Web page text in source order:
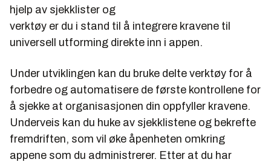
hjelp av sjekklister og
verktøy er du i stand til å integrere kravene til
universell utforming direkte inn i appen.
Under utviklingen kan du bruke delte verktøy for å
forbedre og automatisere de første kontrollene for
å sjekke at organisasjonen din oppfyller kravene.
Underveis kan du huke av sjekklistene og bekrefte
fremdriften, som vil øke åpenheten omkring
appene som du administrerer. Etter at du har